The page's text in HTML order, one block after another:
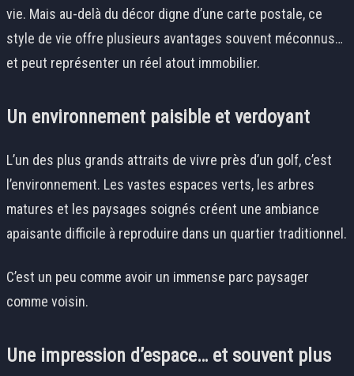
vie. Mais au-delà du décor digne d’une carte postale, ce
style de vie offre plusieurs avantages souvent méconnus…
et peut représenter un réel atout immobilier.
Un environnement paisible et verdoyant
L’un des plus grands attraits de vivre près d’un golf, c’est
l’environnement. Les vastes espaces verts, les arbres
matures et les paysages soignés créent une ambiance
apaisante difficile à reproduire dans un quartier traditionnel.
C’est un peu comme avoir un immense parc paysager
comme voisin.
Une impression d’espace… et souvent plus